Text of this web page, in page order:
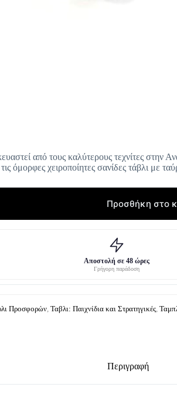
από τους καλύτερους τεχνίτες
όμορφες χειροποίητες σανίδες τάβλι με
Προσθήκη στο
Αποστολή σε 48 ώρες
Γρήγορη παράδοση
Προσφορών Ταβλι: Παιχνίδια και Στρατηγικές
Περιγραφή